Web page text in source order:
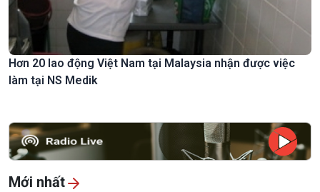
Hơn 20 lao động Việt Nam tại Malaysia nhận được việc
làm tại NS Medik
Mới nhất